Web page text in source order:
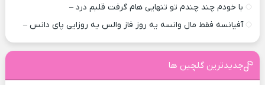
با خودم چند چندم تو تنهایی هام گرفت قلبم درد –
آفیانسه فقط مال وانسه یه روز فاز والس یه روزایی پای دانس –
جدیدترین گلچین ها